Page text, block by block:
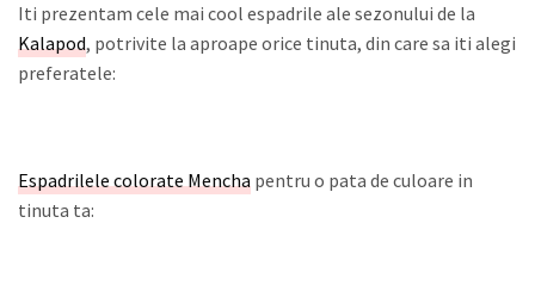
Iti prezentam cele mai cool espadrile ale sezonului de la
Kalapod, potrivite la aproape orice tinuta, din care sa iti alegi
preferatele:
Espadrilele colorate Mencha pentru o pata de culoare in
tinuta ta: